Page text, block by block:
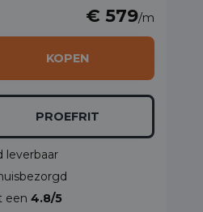
€ 579/m
KOPEN
PROEFRIT
leverbaar
een 4.8/5